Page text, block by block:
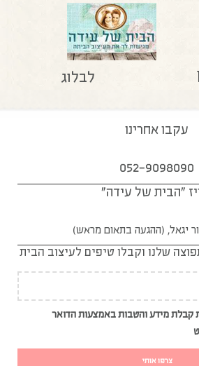
לבלוג
עקבו אחרינו
052-9098090
"הבית של עידה"
שלנו וקבלו טיפים לעיצוב הבית
מידע והטבות באמצעות הדואר
צרפו אותי